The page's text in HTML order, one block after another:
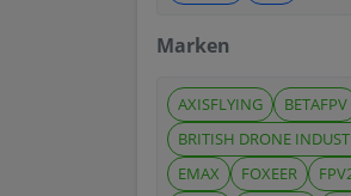
Marken
AXISFLYING
BETAFPV
BRITISH DRONE
EMAX
FOXEER